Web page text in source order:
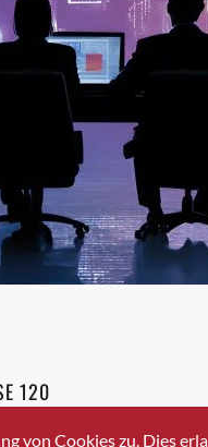
120
von Cookies zu. Dies